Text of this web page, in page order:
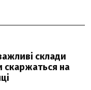
склади
скаржаться на